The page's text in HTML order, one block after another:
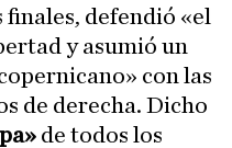
defendió «el
y asumió un
con las
de derecha. Dicho
de todos los